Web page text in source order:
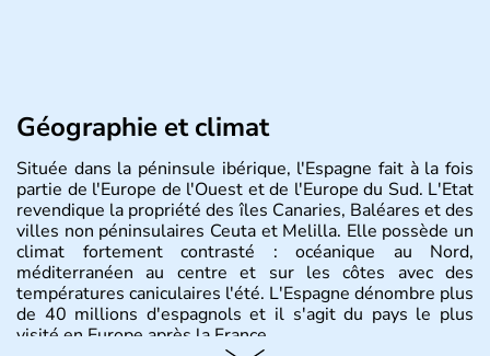
Géographie et climat
Située dans la péninsule ibérique, l'Espagne fait à la fois
partie de l'Europe de l'Ouest et de l'Europe du Sud. L'Etat
revendique la propriété des îles Canaries, Baléares et des
villes non péninsulaires Ceuta et Melilla. Elle possède un
climat fortement contrasté : océanique au Nord,
méditerranéen au centre et sur les côtes avec des
températures caniculaires l'été. L'Espagne dénombre plus
de 40 millions d'espagnols et il s'agit du pays le plus
visité en Europe après la France.